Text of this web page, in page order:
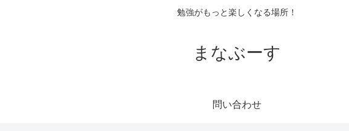
勉強がもっと楽しくなる場所！
まなぶーす
問い合わせ